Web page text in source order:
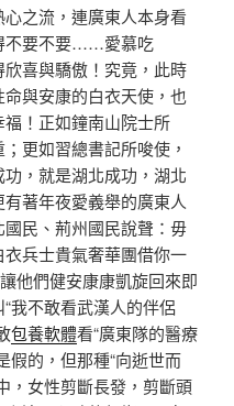
之流，連廣東人本身看
不要不要……愛慕吃
喜與驕傲！究竟，此時
與安康的白衣天使，也
！正如鐘南山院士所
更如習總書記所唆使，
，就是湖北成功，湖北
著年夜愛義舉的廣東人
民、荊州國民說聲：毋
兵士貴氣奢華團借你一
他們健安康康凱旋回來即
不敢看武漢人的伴侶
包養軟體看“廣東隊的醫療
假的，但那種“向逝世而
，女性剪斷長發，剪斷頭